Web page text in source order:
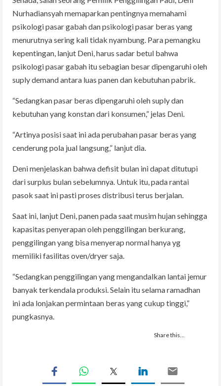
Nurhadiansyah memaparkan pentingnya memahami
psikologi pasar gabah dan psikologi pasar beras yang
menurutnya sering kali tidak nyambung. Para pemangku
kepentingan, lanjut Deni, harus sadar betul bahwa
psikologi pasar gabah itu sebagian besar dipengaruhi oleh
suply demand antara luas panen dan kebutuhan pabrik.
“Sedangkan pasar beras dipengaruhi oleh suply dan
kebutuhan yang konstan dari konsumen,” jelas Deni.
“Artinya posisi saat ini ada perubahan pasar beras yang
cenderung pola jual langsung,” lanjut dia.
Deni menjelaskan bahwa defisit bulan ini dapat ditutupi
dari surplus bulan sebelumnya. Untuk itu, pada rantai
pasok saat ini pasti proses distribusi terus berjalan.
Saat ini, lanjut Deni, panen pada saat musim hujan sehingga
kapasitas penyerapan oleh penggilingan berkurang,
penggilingan yang bisa menyerap normal hanya yg
memiliki fasilitas oven/dryer saja.
“Sedangkan penggilingan yang mengandalkan lantai jemur
banyak terkendala produksi. Selain itu selama ramadhan
ini ada lonjakan permintaan beras yang cukup tinggi,”
pungkasnya.
Share this…